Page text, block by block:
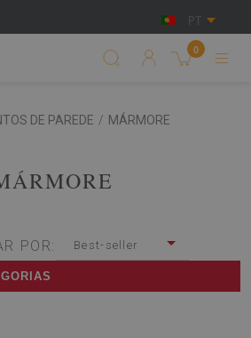
PT
0
DE PAREDE / MÁRMORE
POR: Best-seller